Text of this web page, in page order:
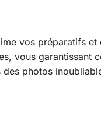
vos préparatifs et
vous garantissant
photos